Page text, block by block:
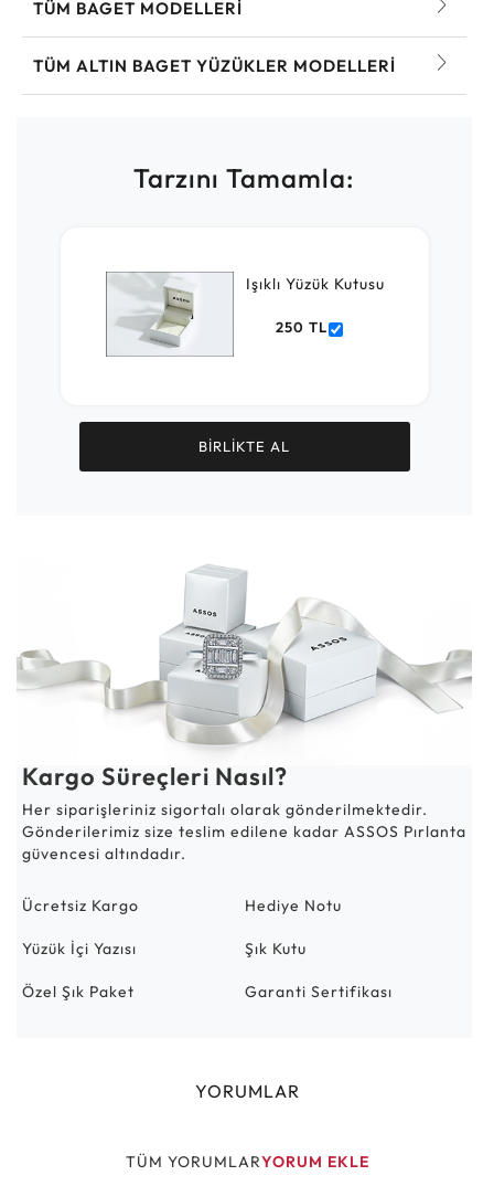
TÜM BAGET MODELLERI
TÜM ALTIN BAGET YÜZÜKLER MODELLERI
Tarzını Tamamla:
Işıklı Yüzük Kutusu
250 TL
BİRLİKTE AL
Kargo Süreçleri Nasıl?
Her siparişleriniz sigortalı olarak gönderilmektedir.
Gönderilerimiz size teslim edilene kadar ASSOS Pırlanta
güvencesi altındadır.
Ücretsiz Kargo Hediye Notu
Yüzük İçi Yazısı Şık Kutu
Özel Şık Paket Garanti Sertifikası
YORUMLAR
TÜM YORUMLARYORUM EKLE